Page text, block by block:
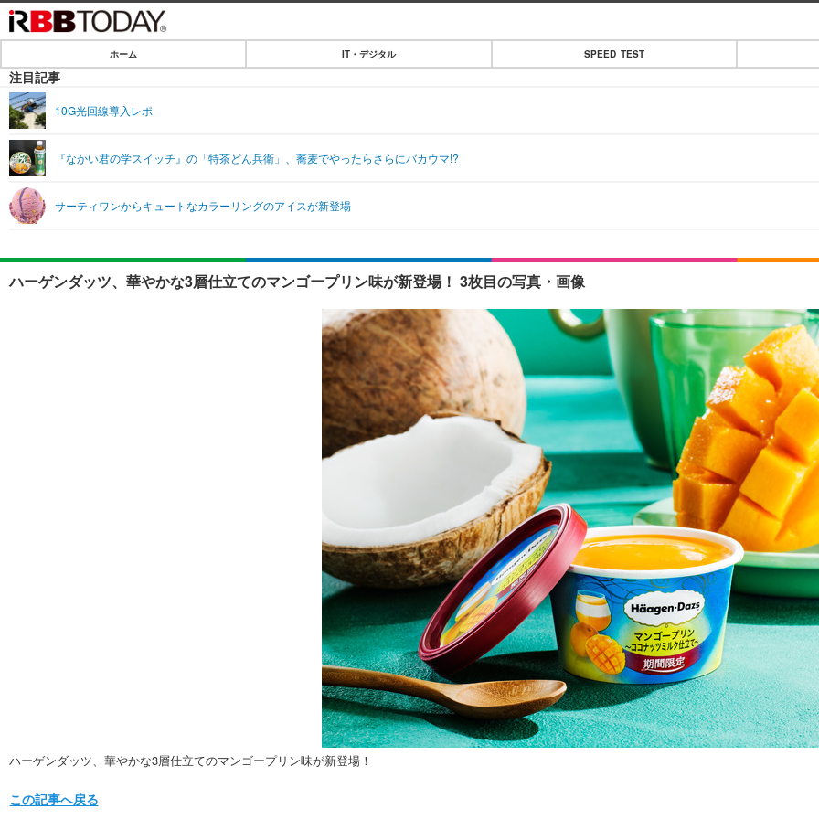
IT・デジタル
ショッピング
SPEED TEST
エンタメ
エンタメTOP
音楽
グラビア
ショッピング
ライフ
ライフTOP
ペット
その他
リリース一覧
ホーム IT・デジタル SPEED TEST
注目記事
10G光回線導入レポ
『なかい君の学スイッチ』の「特茶どん兵衛」、蕎麦でやったらさらにバカウマ!?
サーティワンからキュートなカラーリングのアイスが新登場
ハーゲンダッツ、華やかな3層仕立てのマンゴープリン味が新登場！ 3枚目の写真・画像
ハーゲンダッツ、華やかな3層仕立てのマンゴープリン味が新登場！
この記事へ戻る